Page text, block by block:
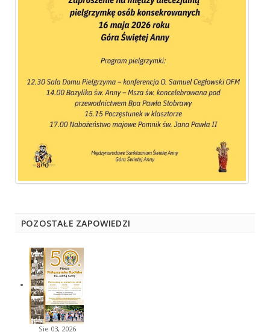
POZOSTAŁE ZAPOWIEDZI
Sie 03, 2026